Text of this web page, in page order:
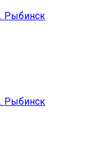
Рыбинск
Рыбинск